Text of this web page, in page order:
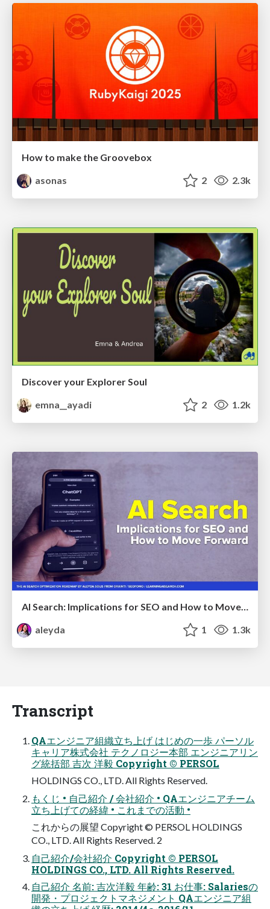
How to make the Groovebox
asonas
2 2.3k
Discover your Explorer Soul
emna__ayadi
2 1.2k
aleyda
1 1.3k
Transcript
QAエンジニア組織⽴ち上げ はじめの⼀歩 パーソル
キャリア株式会社 テクノロジー本部 エンジニアリン
グ統括部 吉次 洋毅 Copyright © PERSOL
HOLDINGS CO., LTD. All Rights Reserved.
もくじ • ⾃⼰紹介 / 会社紹介 • QAエンジニアチーム
⽴ち上げての経緯 • これまでの活動 •
これからの展望 Copyright © PERSOL HOLDINGS
CO., LTD. All Rights Reserved. 2
⾃⼰紹介/会社紹介 Copyright © PERSOL
HOLDINGS CO., LTD. All Rights Reserved.
⾃⼰紹介 名前: 吉次洋毅 年齢: 31 お仕事: Salariesの
開発・プロジェクトマネジメント QAエンジニア組